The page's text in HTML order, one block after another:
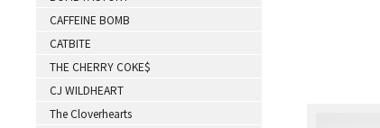
CAFFEINE BOMB
CATBITE
THE CHERRY COKE$
CJ WILDHEART
The Cloverhearts